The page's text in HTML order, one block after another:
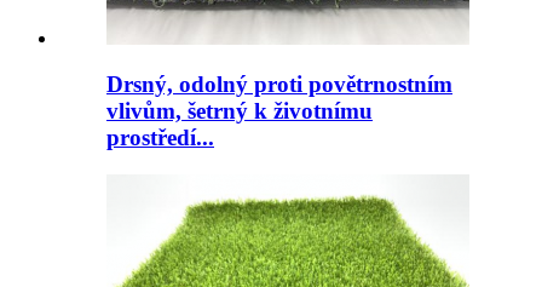
Drsný, odolný proti povětrnostním
vlivům, šetrný k životnímu
prostředí...